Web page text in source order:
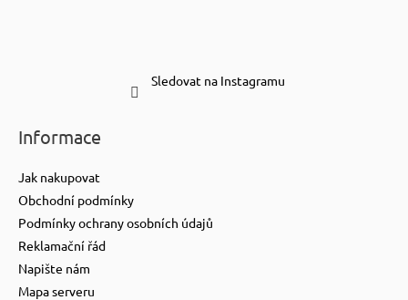
Sledovat na Instagramu
Informace
Jak nakupovat
Obchodní podmínky
Podmínky ochrany osobních údajů
Reklamační řád
Napište nám
Mapa serveru